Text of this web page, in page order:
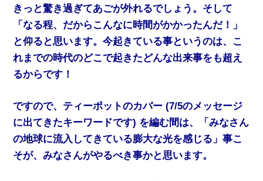
きっと驚き過ぎてあごが外れるでしょう。そして
「なる程、だからこんなに時間がかかったんだ！」
と仰ると思います。今起きている事というのは、こ
れまでの時代のどこで起きたどんな出来事をも超え
るからです！
ですので、ティーポットのカバー (7/5のメッセージ
に出てきたキーワードです) を編む間は、「みなさん
の地球に流入してきている膨大な光を感じる」事こ
そが、みなさんがやるべき事かと思います。